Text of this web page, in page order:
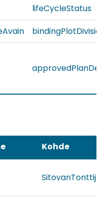
lifeCycleStatus
Kohde